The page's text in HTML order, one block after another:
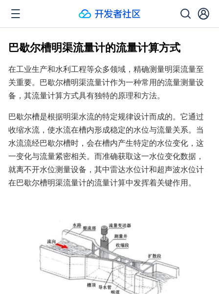
巴歇尔槽明渠流量计的流量计算方式
在工业生产和水利工程等众多领域，精确测量明渠流量至
关重要。巴歇尔槽明渠流量计作为一种常用的流量测量设
备，其流量计算方式具有独特的原理和方法。
巴歇尔槽是根据明渠水流的特定规律设计而成的。它通过
收缩水流，使水流在槽内形成稳定的水位与流量关系。当
水流流经巴歇尔槽时，会在槽内产生特定的水位变化，这
一变化与流量紧密相关。而准确获取这一水位变化数据，
就离不开水位测量设备，其中雷达水位计和超声波水位计
在巴歇尔槽明渠流量计的流量计算中发挥着关键作用。